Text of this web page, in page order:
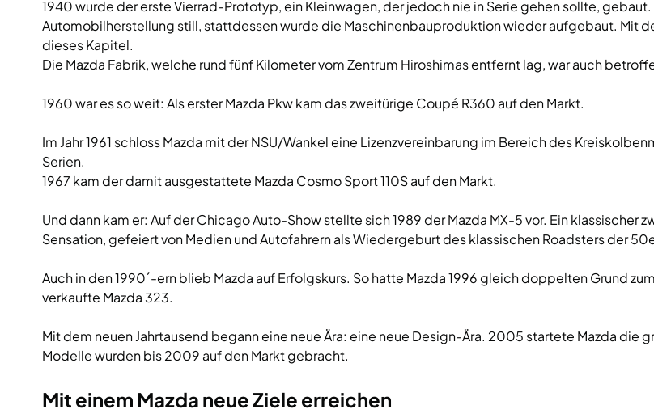
1940 wurde der erste Vierrad-Prototyp, ein Kleinwagen, der jedoch nie in Serie gehen sollte,
Automobilherstellung still, stattdessen wurde die Maschinenbauproduktion wieder aufgebaut. Mit
dieses Kapitel.
Die Mazda Fabrik, welche rund fünf Kilometer vom Zentrum Hiroshimas entfernt lag, war auch
1960 war es so weit: Als erster Mazda Pkw kam das zweitürige Coupé R360 auf den Markt.
Im Jahr 1961 schloss Mazda mit der NSU/Wankel eine Lizenzvereinbarung im Bereich des
Serien.
1967 kam der damit ausgestattete Mazda Cosmo Sport 110S auf den Markt.
Und dann kam er: Auf der Chicago Auto-Show stellte sich 1989 der Mazda MX-5 vor. Ein
Sensation, gefeiert von Medien und Autofahrern als Wiedergeburt des klassischen Roadsters der
Auch in den 1990´-ern blieb Mazda auf Erfolgskurs. So hatte Mazda 1996 gleich doppelten Grund
verkaufte Mazda 323.
Mit dem neuen Jahrtausend begann eine neue Ära: eine neue Design-Ära. 2005 startete Mazda die
Modelle wurden bis 2009 auf den Markt gebracht.
Mit einem Mazda neue Ziele erreichen